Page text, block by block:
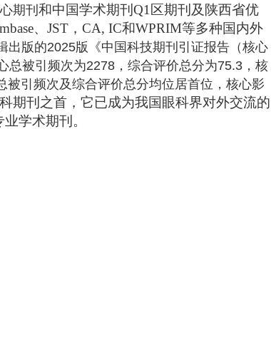
期刊 和中国学术期刊 Q1 区期刊及陕西省优
、JST ，CA, IC和WPRIM等多种国内外
出版的2025版《中国科技期刊引证报告（核心
总被引频次为2278，综合评价总分为75.3，核
引频次及综合评价总分均位居首位，核心影
期刊之首，它已成为我国眼科界对外交流的
学术期刊。